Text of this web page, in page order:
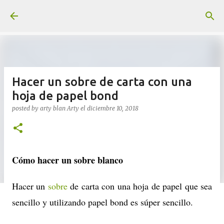
Hacer un sobre de carta con una
hoja de papel bond
posted by arty blanArty el diciembre 10, 2018
Cómo hacer un sobre blanco
Hacer un sobrede carta con una hoja de papel que sea
sencillo y utilizando papel bond es súper sencillo.